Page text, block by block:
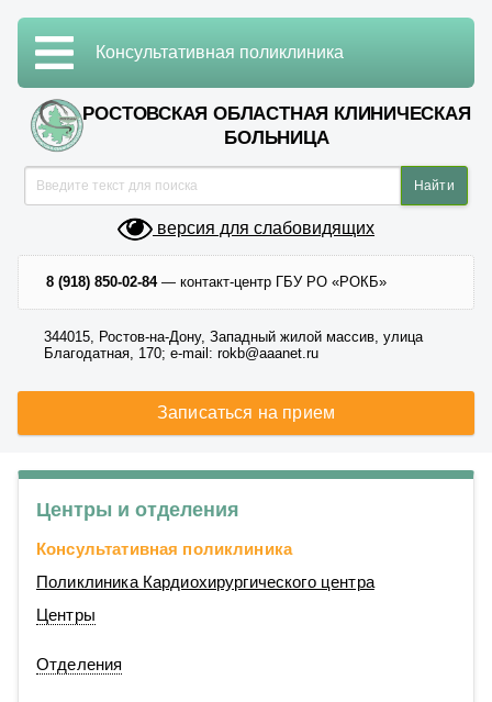
РОСТОВСКАЯ ОБЛАСТНАЯ КЛИНИЧЕСКАЯ
БОЛЬНИЦА
версия для слабовидящих
8 (918) 850-02-84— контакт-центр ГБУ РО «РОКБ»
344015, Ростов-на-Дону, Западный жилой массив, улица
Благодатная, 170; e-mail: rokb@aaanet.ru
Записаться на прием
Консультативная поликлиника
Центры и отделения
Консультативная поликлиника
Поликлиника Кардиохирургического центра
Центры
Отделения